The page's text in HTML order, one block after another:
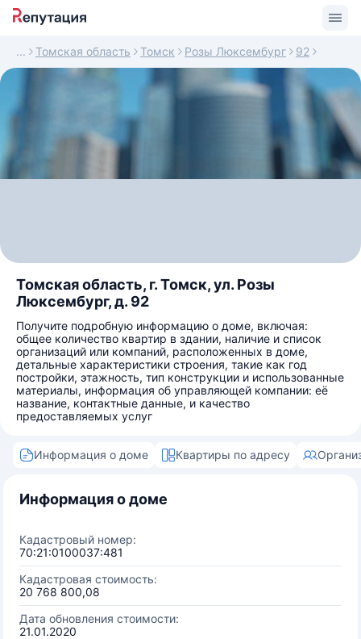
Томская область Томск Розы Люксембург 92
Томская область, г. Томск, ул. Розы
Люксембург, д. 92
Получите подробную информацию о доме, включая:
общее количество квартир в здании, наличие и список
организаций или компаний, расположенных в доме,
детальные характеристики строения, такие как год
постройки, этажность, тип конструкции и использованные
материалы, информация об управляющей компании: её
название, контактные данные, и качество
предоставляемых услуг
Информация о доме Квартиры по адресу
Информация о доме
Кадастровый номер:
70:21:0100037:481
Кадастровая стоимость:
20 768 800,08
Дата обновления стоимости:
21.01.2020